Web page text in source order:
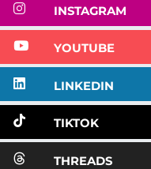
INSTAGRAM
YOUTUBE
LINKEDIN
TIKTOK
THREADS